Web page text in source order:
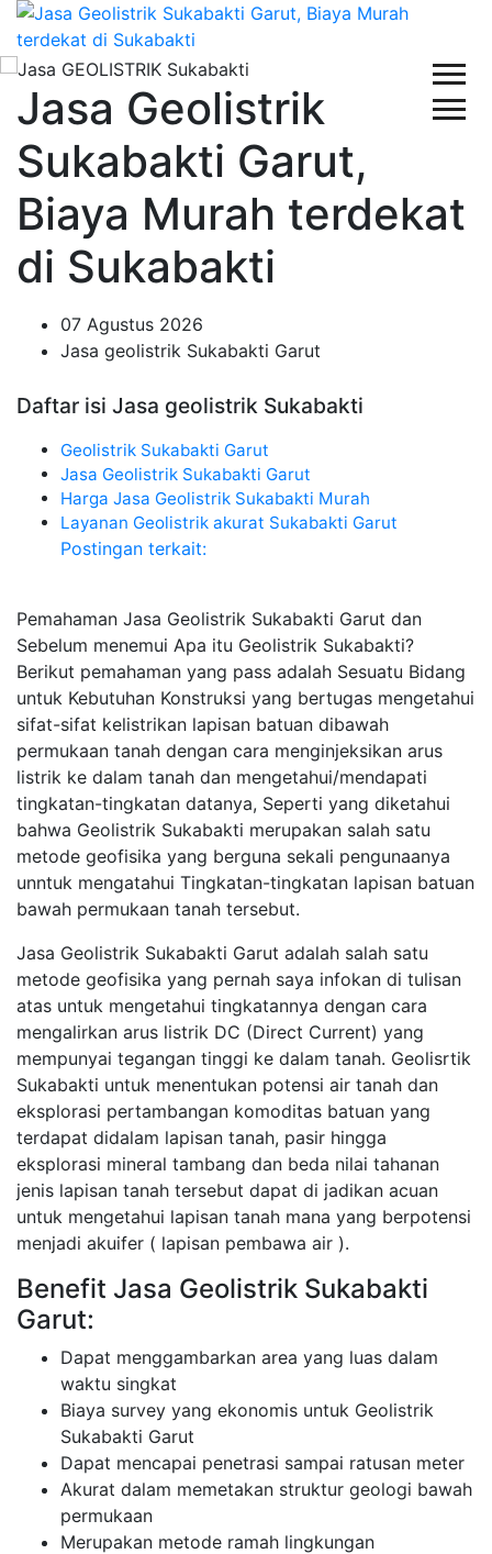
Jasa Geolistrik
Sukabakti Garut,
Biaya Murah terdekat
di Sukabakti
07 Agustus 2026
Jasa geolistrik Sukabakti Garut
Daftar isi Jasa geolistrik Sukabakti
Geolistrik Sukabakti Garut
Jasa Geolistrik Sukabakti Garut
Harga Jasa Geolistrik Sukabakti Murah
Layanan Geolistrik akurat Sukabakti Garut
Postingan terkait:
Pemahaman Jasa Geolistrik Sukabakti Garut dan
Sebelum menemui Apa itu Geolistrik Sukabakti?
Berikut pemahaman yang pass adalah Sesuatu Bidang
untuk Kebutuhan Konstruksi yang bertugas mengetahui
sifat-sifat kelistrikan lapisan batuan dibawah
permukaan tanah dengan cara menginjeksikan arus
listrik ke dalam tanah dan mengetahui/mendapati
tingkatan-tingkatan datanya, Seperti yang diketahui
bahwa Geolistrik Sukabakti merupakan salah satu
metode geofisika yang berguna sekali pengunaanya
unntuk mengatahui Tingkatan-tingkatan lapisan batuan
bawah permukaan tanah tersebut.
Jasa Geolistrik Sukabakti Garut adalah salah satu
metode geofisika yang pernah saya infokan di tulisan
atas untuk mengetahui tingkatannya dengan cara
mengalirkan arus listrik DC (Direct Current) yang
mempunyai tegangan tinggi ke dalam tanah. Geolisrtik
Sukabakti untuk menentukan potensi air tanah dan
eksplorasi pertambangan komoditas batuan yang
terdapat didalam lapisan tanah, pasir hingga
eksplorasi mineral tambang dan beda nilai tahanan
jenis lapisan tanah tersebut dapat di jadikan acuan
untuk mengetahui lapisan tanah mana yang berpotensi
menjadi akuifer ( lapisan pembawa air ).
Benefit Jasa Geolistrik Sukabakti
Garut:
Dapat menggambarkan area yang luas dalam
waktu singkat
Biaya survey yang ekonomis untuk Geolistrik
Sukabakti Garut
Dapat mencapai penetrasi sampai ratusan meter
Akurat dalam memetakan struktur geologi bawah
permukaan
Merupakan metode ramah lingkungan